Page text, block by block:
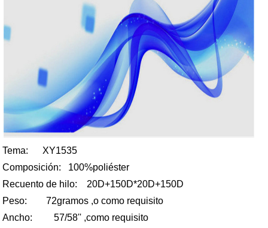
Tema: XY1535
Composición:
100%poliéster
Recuento de hilo:
20D+150D*20D+150D
Peso:
72gramos ,o como requisito
Ancho:
57/58'' ,como requisito